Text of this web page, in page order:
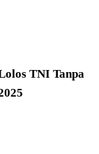
TNI Tanpa